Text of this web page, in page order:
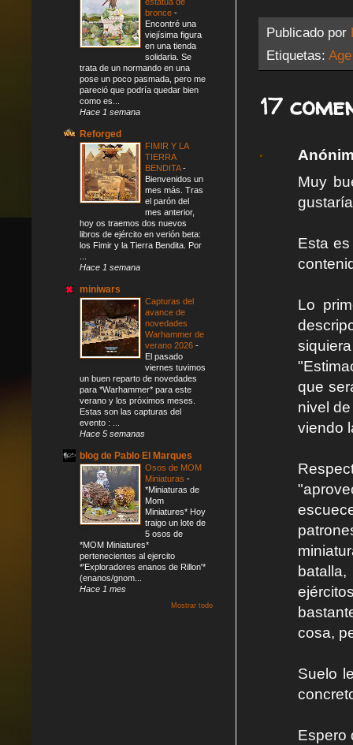
Publicado por
Etiquetas:
17
Muy
Esta
Lo
que
nivel
viendo
cosa,
Suelo
Espero
bronce -
Encontré una
viejísima figura
en una tienda
solidaria. Se
trata de un normando en una
pose un poco pasmada, pero me
pareció que podría quedar bien
como es...
Hace 1 semana
Reforged
FIMIR Y LA
TIERRA
BENDITA-
Bienvenidos un
mes más. Tras
el parón del
mes anterior,
hoy os traemos dos nuevos
libros de ejército en verión beta:
los Fimir y la Tierra Bendita. Por
Hace 1 semana
miniwars
Capturas del
avance de
novedades
Warhammer de
verano 2026 -
El pasado
viernes tuvimos
un buen reparto de novedades
para *Warhammer* para este
verano y los próximos meses.
Estas son las capturas del
evento : ...
Hace 5 semanas
blog de Pablo El Marques
Osos de MOM
Miniaturas -
*Miniaturas de
Mom
Miniatures* Hoy
traigo un lote de
5 osos de
*MOM Miniatures*
pertenecientes al ejercito
*'Exploradores enanos de Rillon'*
(enanos/gnom...
Hace 1 mes
Mostrar todo